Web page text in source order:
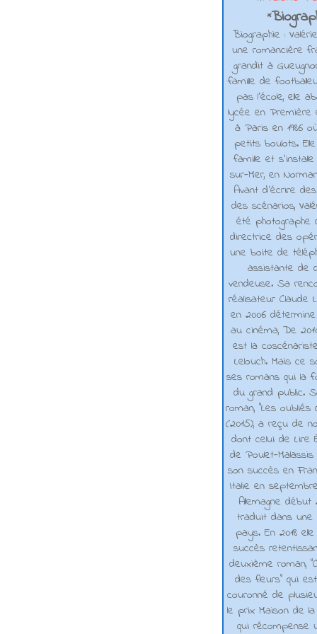
*
Biographie :
une romancière
grandit à
famille de
pas l'école, elle
lycée en
à Paris en 1986
petits boulots.
famille et
sur-Mer, en
Avant d’écrire
des scénarios,
été photographe
directrice des
une boite de
assistante de
vendeuse. Sa
réalisateur Claude
en 2006
au cinéma, De
est la
Lelouch. Mais ce
ses romans qui la
du grand public.
roman, "Les oubliés
(2015), a reçu de
dont celui de Lire
de Poulet-
son succès en
Italie en
Allemagne début
traduit dans une
pays. En 2018
succès
deuxième roman,
des fleurs" qui
couronné de
le prix Maison de la
qui récompense